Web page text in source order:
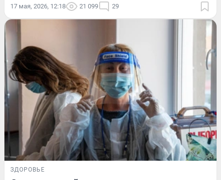
17 мая, 2026, 12:18 21 099 29
ЗДОРОВЬЕ